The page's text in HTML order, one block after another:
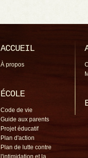
ACCUEIL
À propos
ÉCOLE
Code de vie
Guide aux parents
Projet éducatif
Plan d'action
Plan de lutte contre
l'intimidation et la